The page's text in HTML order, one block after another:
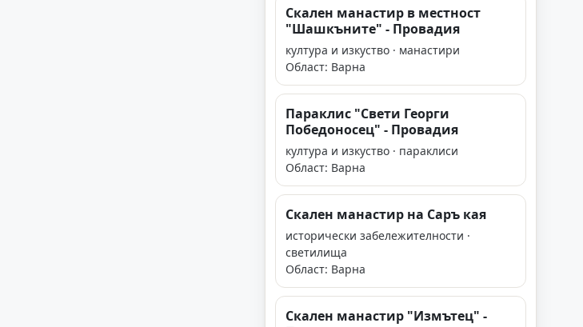
Скален манастир в местност
"Шашкъните" - Провадия
култура и изкуство · манастири
Област: Варна
Параклис "Свети Георги
Победоносец" - Провадия
култура и изкуство · параклиси
Област: Варна
Скален манастир на Саръ кая
исторически забележителности ·
светилища
Област: Варна
Скален манастир "Измътец" -